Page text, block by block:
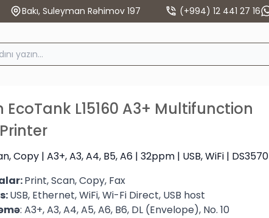
Bakı, Suleyman Rəhimov 197 (+994) 12 441 27 16
EcoTank L15160 A3+ Multifunction
Copy | A3+, A3, A4, B5, A6 | 32ppm | USB, WiFi | DS3570
Print, Scan, Copy, Fax
USB, Ethernet, WiFi, Wi-Fi Direct, USB host
: A3+, A3, A4, A5, A6, B6, DL (Envelope), No. 10